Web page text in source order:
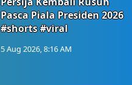
Pasca Piala Presiden 2026
#shorts #viral
5 Aug 2026, 8:16 AM